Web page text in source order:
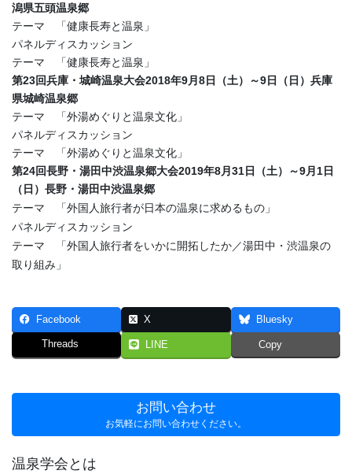
潟県五頭温泉郷
テーマ 「健康長寿と温泉」
パネルディスカッション
テーマ 「健康長寿と温泉」
第23回兵庫・城崎温泉大会2018年9月8日（土）～9日（日）兵庫
県城崎温泉郷
テーマ 「外湯めぐりと温泉文化」
パネルディスカッション
テーマ 「外湯めぐりと温泉文化」
第24回長野・湯田中渋温泉郷大会2019年8月31日（土）～9月1日
（日）長野・湯田中渋温泉郷
テーマ 「外国人旅行者が日本の温泉に求めるもの」
パネルディスカッション
テーマ 「外国人旅行者をいかに開拓したか／湯田中・渋温泉の
取り組み」
Facebook X Bluesky
Threads LINE Copy
お問い合わせ
お気軽にお問い合わせください。
温泉学会とは